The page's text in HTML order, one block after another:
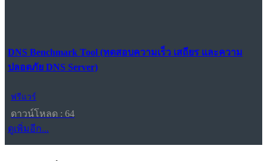
DNS Benchmark Tool (ทดสอบความเร็ว เสถียร และความ
ปลอดภัย DNS Server)
ฟรีแวร์
ดาวน์โหลด : 64
ดูเพิ่มอีก...